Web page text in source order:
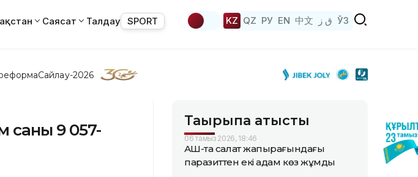
Саясат Талдау SPORT KZ QZ РУ EN 中文 ق ز ЎЗ
Сайлау-2026
саны 9 057-
Тақырыпқа қатысты
06 тамыз 2026, 18:46
АҚШ-та салат жапырағындағы
паразиттен екі адам көз жұмды